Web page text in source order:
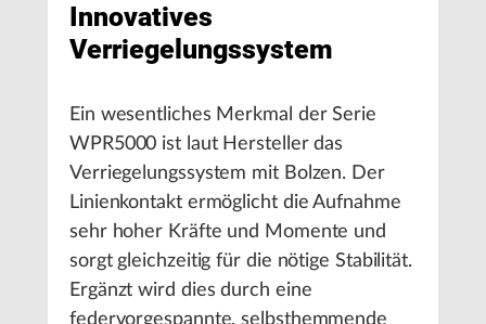
Innovatives
Verriegelungssystem
Ein wesentliches Merkmal der Serie
WPR5000 ist laut Hersteller das
Verriegelungssystem mit Bolzen. Der
Linienkontakt ermöglicht die Aufnahme
sehr hoher Kräfte und Momente und
sorgt gleichzeitig für die nötige Stabilität.
Ergänzt wird dies durch eine
federvorgespannte, selbsthemmende